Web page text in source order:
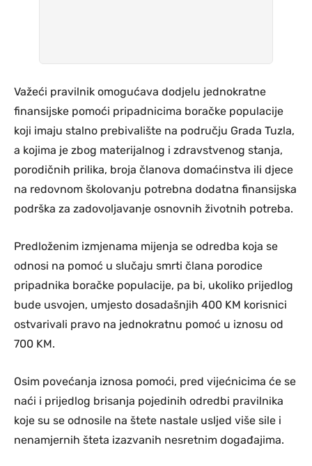
Važeći pravilnik omogućava dodjelu jednokratne
finansijske pomoći pripadnicima boračke populacije
koji imaju stalno prebivalište na području Grada Tuzla,
a kojima je zbog materijalnog i zdravstvenog stanja,
porodičnih prilika, broja članova domaćinstva ili djece
na redovnom školovanju potrebna dodatna finansijska
podrška za zadovoljavanje osnovnih životnih potreba.
Predloženim izmjenama mijenja se odredba koja se
odnosi na pomoć u slučaju smrti člana porodice
pripadnika boračke populacije, pa bi, ukoliko prijedlog
bude usvojen, umjesto dosadašnjih 400 KM korisnici
ostvarivali pravo na jednokratnu pomoć u iznosu od
700 KM.
Osim povećanja iznosa pomoći, pred vijećnicima će se
naći i prijedlog brisanja pojedinih odredbi pravilnika
koje su se odnosile na štete nastale usljed više sile i
nenamjernih šteta izazvanih nesretnim događajima.